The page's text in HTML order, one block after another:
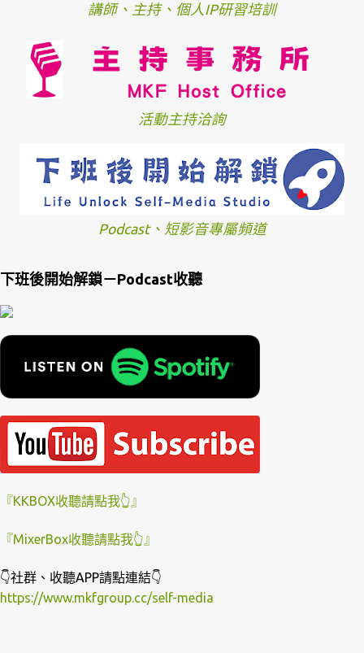
講師、主持、個人IP研習培訓
活動主持洽詢
Podcast、短影音專屬頻道
下班後開始解鎖－Podcast收聽
『KKBOX收聽請點我👆』
『MixerBox收聽請點我👆』
👇社群、收聽APP請點連結👇
https://www.mkfgroup.cc/self-media